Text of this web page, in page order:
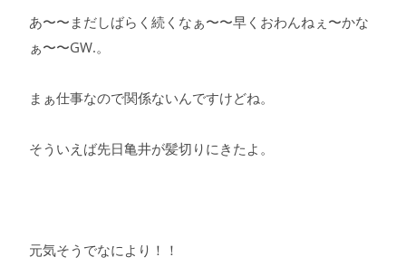
あ〜〜まだしばらく続くなぁ〜〜早くおわんねぇ〜かな
ぁ〜〜GW.。
まぁ仕事なので関係ないんですけどね。
そういえば先日亀井が髪切りにきたよ。
元気そうでなにより！！